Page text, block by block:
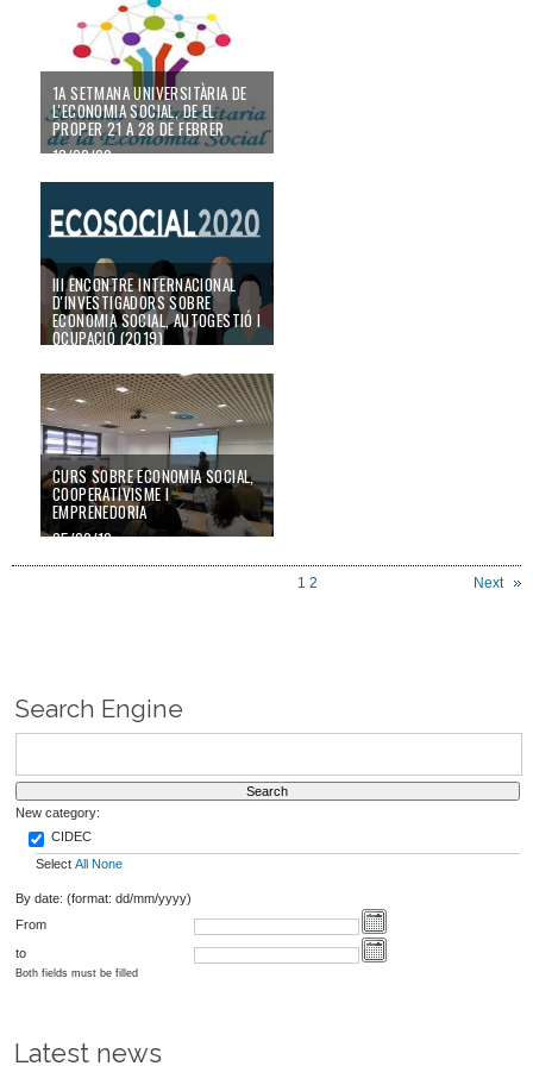
1A SETMANA UNIVERSITÀRIA DE
L'ECONOMIA SOCIAL, DE EL
PROPER 21 A 28 DE FEBRER
18/02/20
III ENCONTRE INTERNACIONAL
D'INVESTIGADORS SOBRE
ECONOMIA SOCIAL, AUTOGESTIÓ I
OCUPACIÓ (2019)
CURS SOBRE ECONOMIA SOCIAL,
COOPERATIVISME I
EMPRENEDORIA
05/09/19
Next
1 2
Search Engine
New category:
CIDEC
Select All None
By date: (format: dd/mm/yyyy)
From
to
Both fields must be filled
Latest news